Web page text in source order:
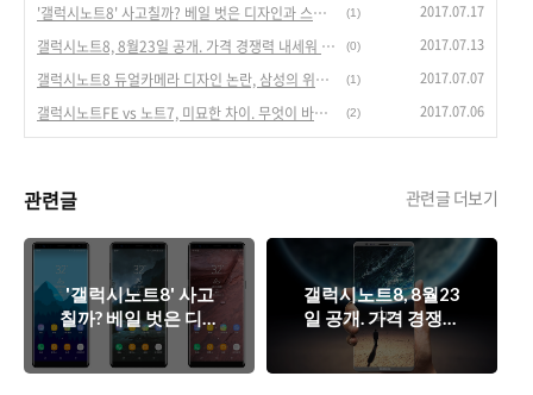
'갤럭시노트8' 사고칠까? 베일 벗은 디자인과 스펙. 승부는 디테일에서? (1) 2017.07.17
갤럭시노트8, 8월23일 공개. 가격 경쟁력 내세워 시장 선점할까? (0) 2017.07.13
갤럭시노트8 듀얼카메라 디자인 논란, 삼성의 위험한 선택일까? (1) 2017.07.07
갤럭시노트FE vs 노트7, 미묘한 차이. 무엇이 바꼈나? (2) 2017.07.06
관련글 관련글 더보기
'갤럭시노트8' 사고
칠까? 베일 벗은 디자
인과 스펙. 승부는 디
테일에서?
갤럭시노트8, 8월23
일 공개. 가격 경쟁력
내세워 시장 선점할
까?